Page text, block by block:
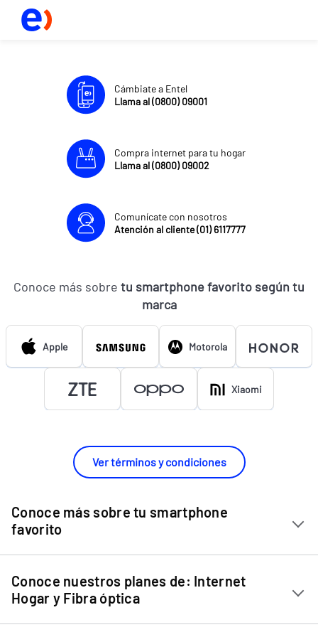
Cámbiate a Entel
Llama al (0800) 09001
Compra internet para tu hogar
Llama al (0800) 09002
Comunícate con nosotros
Atención al cliente (01) 6117777
Conoce más sobre tu smartphone favorito según tu
marca
Apple Motorola
Xiaomi
Ver términos y condiciones
Conoce más sobre tu smartphone
favorito
Chip Entel
Apple iPhone 11
Apple iPhone 12 Mini
Conoce nuestros planes de: Internet
Hogar y Fibra óptica
Internet Hogar